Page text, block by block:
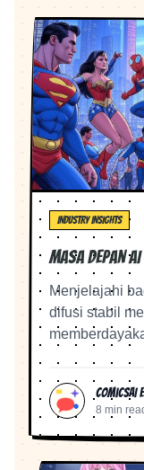
INDUSTRY INSIGHTS
Masa Depan
Menjelajahi
difusi stabil
ComicsAI
8 min